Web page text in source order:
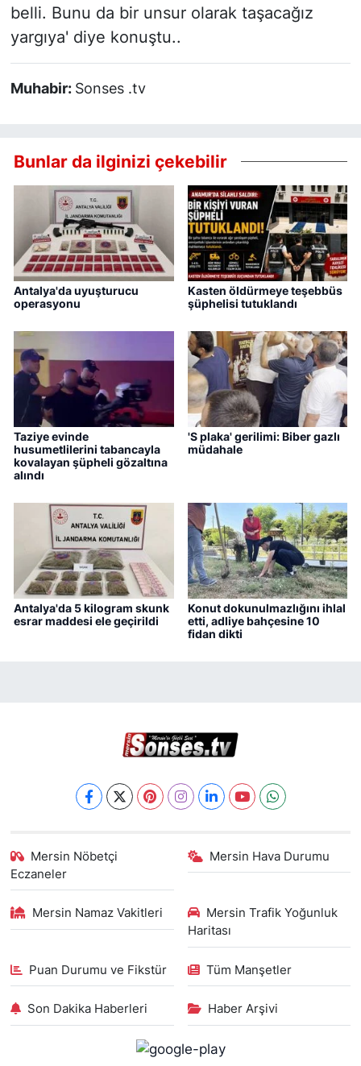
belli. Bunu da bir unsur olarak taşacağız
yargıya' diye konuştu..
Muhabir: Sonses .tv
Bunlar da ilginizi çekebilir
Antalya'da uyuşturucu
operasyonu
Kasten öldürmeye teşebbüs
şüphelisi tutuklandı
Taziye evinde
husumetlilerini tabancayla
kovalayan şüpheli gözaltına
alındı
'S plaka' gerilimi: Biber gazlı
müdahale
Antalya'da 5 kilogram skunk
esrar maddesi ele geçirildi
Konut dokunulmazlığını ihlal
etti, adliye bahçesine 10
fidan dikti
Mersin Nöbetçi
Eczaneler
Mersin Hava Durumu
Mersin Namaz Vakitleri
Mersin Trafik Yoğunluk
Haritası
Puan Durumu ve Fikstür Tüm Manşetler
Son Dakika Haberleri Haber Arşivi